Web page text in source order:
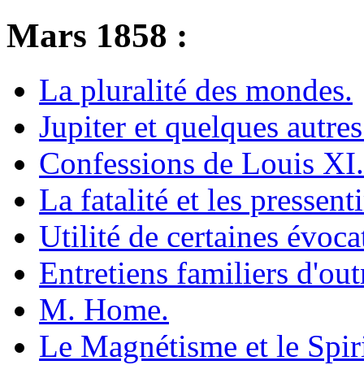
Mars 1858 :
La pluralité des mondes.
Jupiter et quelques
Confessions de Louis XI.
La fatalité et les
Utilité de certaines
Entretiens familiers
M. Home.
Le Magnétisme et le